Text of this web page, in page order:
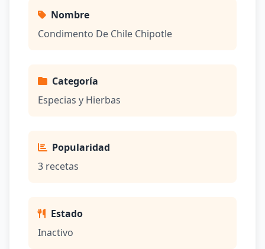
Nombre
Condimento De Chile Chipotle
Categoría
Especias y Hierbas
Popularidad
3 recetas
Estado
Inactivo